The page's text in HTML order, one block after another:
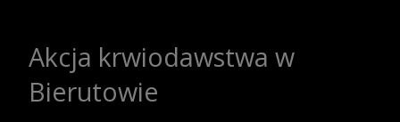
Akcja krwiodawstwa w
Bierutowie